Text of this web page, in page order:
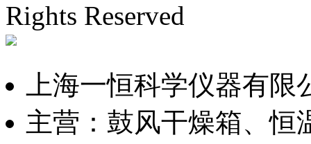
Rights Reserved
上海一恒科学仪器有限
主营：鼓风干燥箱、恒